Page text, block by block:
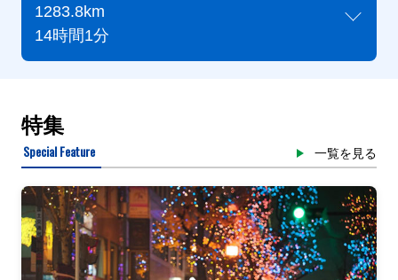
1283.8km
14時間1分
特集
Special Feature 一覧を見る